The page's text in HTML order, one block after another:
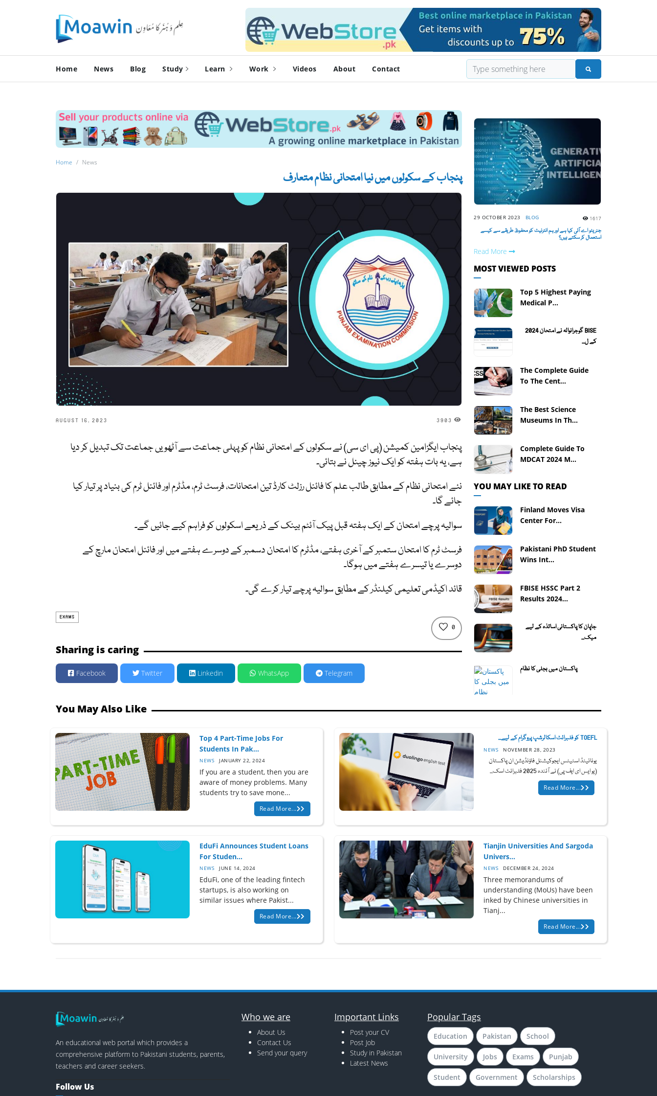
Home News Blog Study Learn Work Videos About Contact
Home News
پنجاب کے سکولوں میں نیا امتحانی نظام متعارف
AUGUST 16, 2023 3903
پنجاب ایگزامین کمیشن (پی ای سی) نے سکولوں کے امتحانی نظام کو پہلی جماعت سے آٹھویں جماعت تک تبدیل کر دیا
ہے، یہ بات ہفتہ کو ایک نیوز چینل نے بتائی۔
نئے امتحانی نظام کے مطابق طالب علم کا فائنل رزلٹ کارڈ تین امتحانات، فرسٹ ٹرم، مڈٹرم اور فائنل ٹرم کی بنیاد پر تیار کیا
جائے گا۔
سوالیہ پرچے امتحان کے ایک ہفتہ قبل پیک آئٹم بینک کے ذریعے اسکولوں کو فراہم کیے جائیں گے۔
فرسٹ ٹرم کا امتحان ستمبر کے آخری ہفتے، مڈٹرم کا امتحان دسمبر کے دوسرے ہفتے میں اور فائنل امتحان مارچ کے
دوسرے یا تیسرے ہفتے میں ہوگا۔
قائد اکیڈمی تعلیمی کیلنڈر کے مطابق سوالیہ پرچے تیار کرے گی۔
EXAMS
0
Sharing is caring
Facebook Twitter Linkedin WhatsApp Telegram
29 OCTOBER 2023 BLOG 1617
جنریٹو اے آئی کیا ہے اور ہم انٹرنیٹ کو محفوظ طریقے سے کیسے
استعمال کر سکتے ہیں؟
Read More
MOST VIEWED POSTS
Top 5 Highest Paying
Medical P...
BISE گوجرانوالہ نے امتحان 2024
کے ل...
The Complete Guide
To The Cent...
The Best Science
Museums In Th...
Complete Guide To
MDCAT 2024 M...
YOU MAY LIKE TO READ
Finland Moves Visa
Center For...
Pakistani PhD Student
Wins Int...
FBISE HSSC Part 2
Results 2024...
جاپان کا پاکستانی اساتذہ کے لیے
میک...
پاکستان میں بجلی کا نظام
You May Also Like
Top 4 Part-Time Jobs For
Students In Pak...
NEWS JANUARY 22, 2024
If you are a student, then you are
aware of money problems. Many
students try to save mone...
Read More...
TOEFL کو فلبرائٹ اسکالرشپ پروگرام کے لیے...
NEWS NOVEMBER 28, 2023
یونائیٹڈ اسٹیٹس ایجوکیشنل فاؤنڈیشن ان پاکستان
(یو ایس ای ایف پی) نے آئندہ 2025 فلبرائٹ اسک...
Read More...
EduFi Announces Student Loans
For Studen...
NEWS JUNE 14, 2024
EduFi, one of the leading fintech
startups, is also working on
similar issues where Pakist...
Read More...
Tianjin Universities And Sargoda
Univers...
NEWS DECEMBER 24, 2024
Three memorandums of
understanding (MoUs) have been
inked by Chinese universities in
Tianj...
Read More...
An educational web portal which provides a
comprehensive platform to Pakistani students, parents,
teachers and career seekers.
Follow Us
Who we are
About Us
Contact Us
Send your query
Important Links
Post your CV
Post Job
Study in Pakistan
Latest News
Popular Tags
Education Pakistan School
University Jobs Exams Punjab
Student Government Scholarships